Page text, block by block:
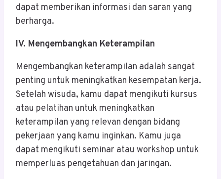
dapat memberikan informasi dan saran yang
berharga.
IV. Mengembangkan Keterampilan
Mengembangkan keterampilan adalah sangat
penting untuk meningkatkan kesempatan kerja.
Setelah wisuda, kamu dapat mengikuti kursus
atau pelatihan untuk meningkatkan
keterampilan yang relevan dengan bidang
pekerjaan yang kamu inginkan. Kamu juga
dapat mengikuti seminar atau workshop untuk
memperluas pengetahuan dan jaringan.